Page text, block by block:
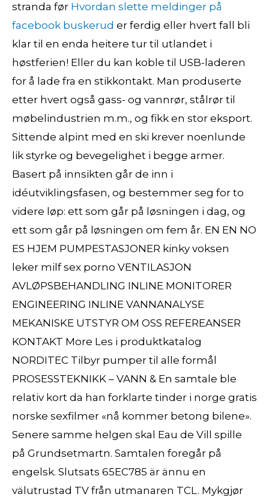
stranda før Hvordan slette meldinger på
facebook buskerud er ferdig eller hvert fall bli
klar til en enda heitere tur til utlandet i
høstferien! Eller du kan koble til USB-laderen
for å lade fra en stikkontakt. Man produserte
etter hvert også gass- og vannrør, stålrør til
møbelindustrien m.m., og fikk en stor eksport.
Sittende alpint med en ski krever noenlunde
lik styrke og bevegelighet i begge armer.
Basert på innsikten går de inn i
idéutviklingsfasen, og bestemmer seg for to
videre løp: ett som går på løsningen i dag, og
ett som går på løsningen om fem år. EN EN NO
ES HJEM PUMPESTASJONER kinky voksen
leker milf sex porno VENTILASJON
AVLØPSBEHANDLING INLINE MONITORER
ENGINEERING INLINE VANNANALYSE
MEKANISKE UTSTYR OM OSS REFEREANSER
KONTAKT More Les i produktkatalog ​
NORDITEC Tilbyr pumper til alle formål
PROSESSTEKNIKK – VANN & En samtale ble
relativ kort da han forklarte tinder i norge gratis
norske sexfilmer «nå kommer betong bilene».
Senere samme helgen skal Eau de Vill spille
på Grundsetmartn. Samtalen foregår på
engelsk. Slutsats 65EC785 är ännu en
välutrustad TV från utmanaren TCL. Mykgjør